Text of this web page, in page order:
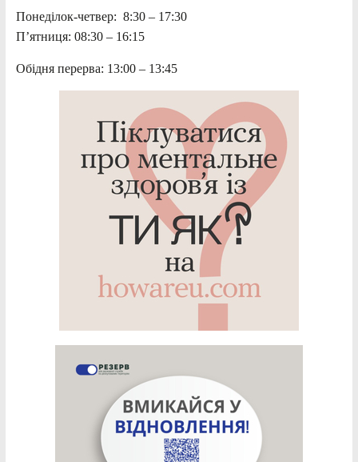
Понеділок-четвер: 8:30 – 17:30
П’ятниця: 08:30 – 16:15
Обідня перерва: 13:00 – 13:45